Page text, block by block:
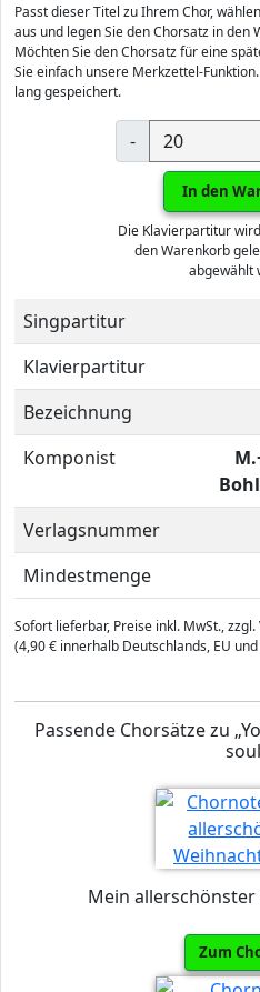
Passt dieser Titel zu Ihrem Chor,
aus und legen Sie den Chorsatz in den
Möchten Sie den Chorsatz für eine
Sie einfach unsere Merkzettel-
lang gespeichert.
-
In den
Die Klavierpartitur
den Warenkorb
abgewählt
Singpartitur
Klavierpartitur
Bezeichnung
Komponist
Verlagsnummer
Mindestmenge
Sofort lieferbar, Preise inkl. MwSt.,
(4,90 € innerhalb Deutschlands, EU
Passende Chorsätze zu
Mein
Zum